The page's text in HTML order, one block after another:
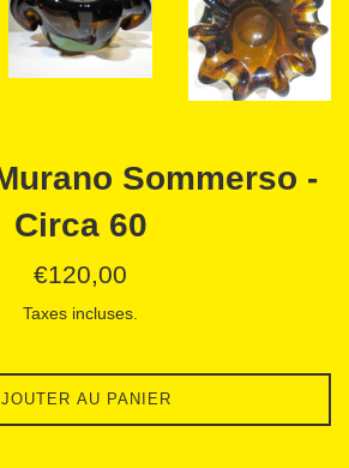
Sommerso -
Circa 60
Prix
€120,00
Taxes incluses.
AU PANIER